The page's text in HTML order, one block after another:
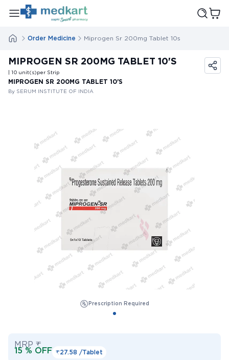
Order Medicine Miprogen Sr 200mg Tablet 10s
MIPROGEN SR 200MG TABLET 10'S
| 10 unit(s)per Strip
MIPROGEN SR 200MG TABLET 10'S
By SERUM INSTITUTE OF INDIA
Prescription Required
MRP ₹
15 % OFF ₹27.58 /Tablet